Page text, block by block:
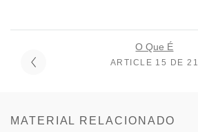
O Que É
ARTICLE 15 DE 21
MATERIAL RELACIONADO